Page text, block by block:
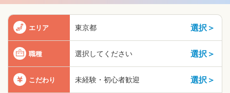
エリア 東京都 選択＞
職種 選択してください 選択＞
こだわり 未経験・初心者歓迎 選択＞